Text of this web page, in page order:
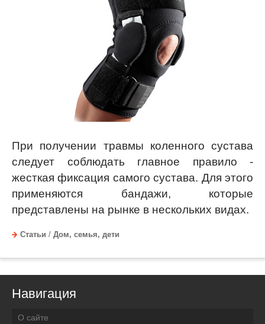
При получении травмы коленного сустава
следует соблюдать главное правило -
жесткая фиксация самого сустава. Для этого
применяются бандажи, которые
представлены на рынке в нескольких видах.
Статьи / Дом, семья, дети
Навигация
О сайте